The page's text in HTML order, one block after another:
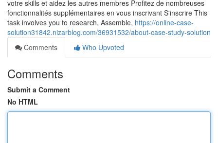
votre skills et aidez les autres membres Profitez de nombreuses
fonctionnalités supplémentaires en vous inscrivant S'inscrire This
task involves you to research, Assemble, https://online-case-
solution31842.nizarblog.com/36931532/about-case-study-solution
Comments
Who Upvoted
Comments
Submit a Comment
No HTML